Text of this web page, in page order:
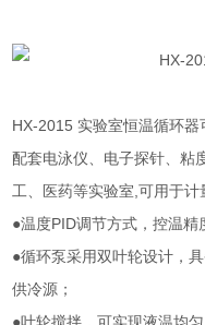
HX-2015 实验室恒温循环器
配套电泳仪、电子探针、粘
工、医药等实验室 ,可用于计
●温度PID调节方式，控温精
●循环泵采用双叶轮设计，
供冷源；